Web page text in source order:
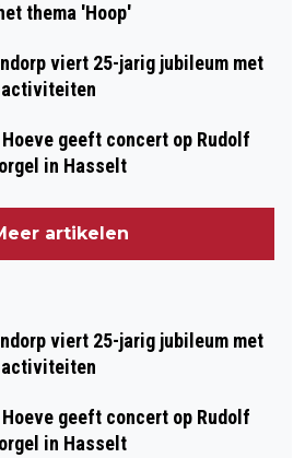
thema 'Hoop'
viert 25-jarig jubileum met
Hoeve geeft concert op Rudolf
in Hasselt
artikelen
viert 25-jarig jubileum met
Hoeve geeft concert op Rudolf
in Hasselt